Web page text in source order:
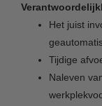
Het juist
Tijdige
Naleven